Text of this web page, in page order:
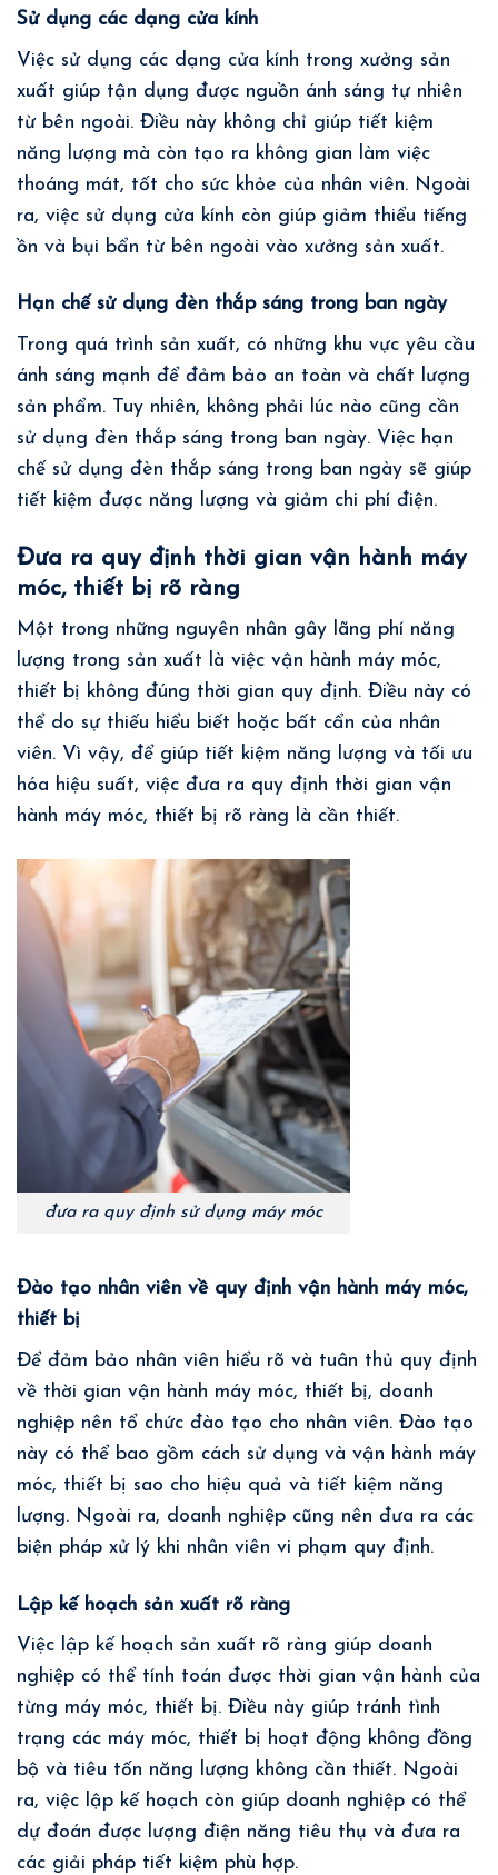
Sử dụng các dạng cửa kính
Việc sử dụng các dạng cửa kính trong xưởng sản
xuất giúp tận dụng được nguồn ánh sáng tự nhiên
từ bên ngoài. Điều này không chỉ giúp tiết kiệm
năng lượng mà còn tạo ra không gian làm việc
thoáng mát, tốt cho sức khỏe của nhân viên. Ngoài
ra, việc sử dụng cửa kính còn giúp giảm thiểu tiếng
ồn và bụi bẩn từ bên ngoài vào xưởng sản xuất.
Hạn chế sử dụng đèn thắp sáng trong ban ngày
Trong quá trình sản xuất, có những khu vực yêu cầu
ánh sáng mạnh để đảm bảo an toàn và chất lượng
sản phẩm. Tuy nhiên, không phải lúc nào cũng cần
sử dụng đèn thắp sáng trong ban ngày. Việc hạn
chế sử dụng đèn thắp sáng trong ban ngày sẽ giúp
tiết kiệm được năng lượng và giảm chi phí điện.
Đưa ra quy định thời gian vận hành máy
móc, thiết bị rõ ràng
Một trong những nguyên nhân gây lãng phí năng
lượng trong sản xuất là việc vận hành máy móc,
thiết bị không đúng thời gian quy định. Điều này có
thể do sự thiếu hiểu biết hoặc bất cẩn của nhân
viên. Vì vậy, để giúp tiết kiệm năng lượng và tối ưu
hóa hiệu suất, việc đưa ra quy định thời gian vận
hành máy móc, thiết bị rõ ràng là cần thiết.
đưa ra quy định sử dụng máy móc
Đào tạo nhân viên về quy định vận hành máy móc,
thiết bị
Để đảm bảo nhân viên hiểu rõ và tuân thủ quy định
về thời gian vận hành máy móc, thiết bị, doanh
nghiệp nên tổ chức đào tạo cho nhân viên. Đào tạo
này có thể bao gồm cách sử dụng và vận hành máy
móc, thiết bị sao cho hiệu quả và tiết kiệm năng
lượng. Ngoài ra, doanh nghiệp cũng nên đưa ra các
biện pháp xử lý khi nhân viên vi phạm quy định.
Lập kế hoạch sản xuất rõ ràng
Việc lập kế hoạch sản xuất rõ ràng giúp doanh
nghiệp có thể tính toán được thời gian vận hành của
từng máy móc, thiết bị. Điều này giúp tránh tình
trạng các máy móc, thiết bị hoạt động không đồng
bộ và tiêu tốn năng lượng không cần thiết. Ngoài
ra, việc lập kế hoạch còn giúp doanh nghiệp có thể
dự đoán được lượng điện năng tiêu thụ và đưa ra
các giải pháp tiết kiệm phù hợp.